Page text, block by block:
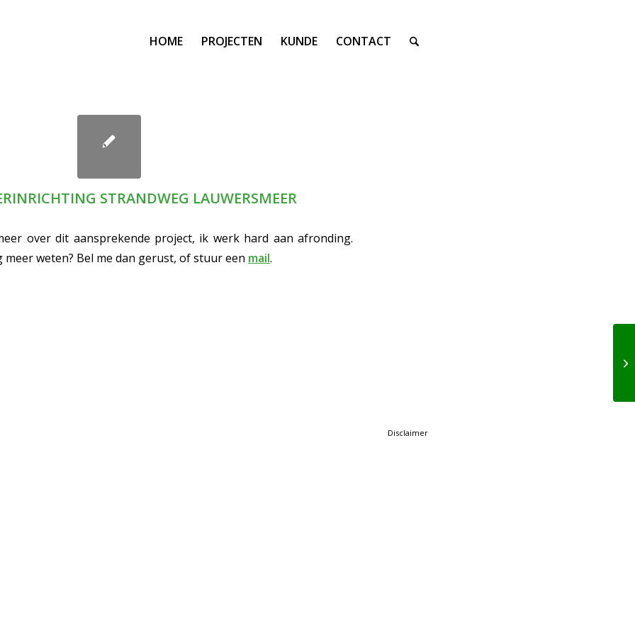
HOME PROJECTEN KUNDE CONTACT
STRANDWEG LAUWERSMEER
over dit aansprekende project, ik werk hard aan afronding.
meer weten? Bel me dan gerust, of stuur een mail.
Disclaimer